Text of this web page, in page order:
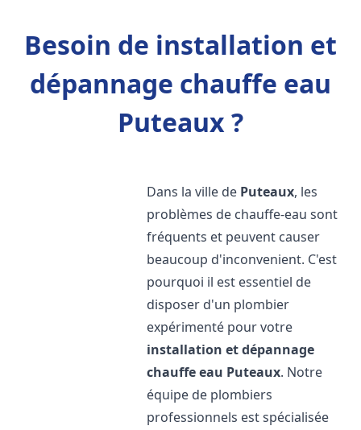
Besoin de installation et
dépannage chauffe eau
Puteaux ?
Dans la ville de Puteaux, les
problèmes de chauffe-eau sont
fréquents et peuvent causer
beaucoup d'inconvenient. C'est
pourquoi il est essentiel de
disposer d'un plombier
expérimenté pour votre
installation et dépannage
chauffe eau Puteaux. Notre
équipe de plombiers
professionnels est spécialisée